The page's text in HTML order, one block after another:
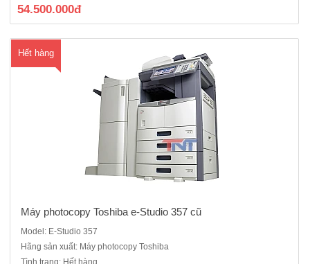
54.500.000đ
Hết hàng
Máy photocopy Toshiba e-Studio 357 cũ
Model: E-Studio 357
Hãng sản xuất: Máy photocopy Toshiba
Tình trạng: Hết hàng
Máy photocopy Toshiba E-Studio 406 máy cũ nhập khẩuTốc độ: 40
bản/phút Chức năng chính: Copy/in mạng/scan màuCó sẵn: Bộ nạp